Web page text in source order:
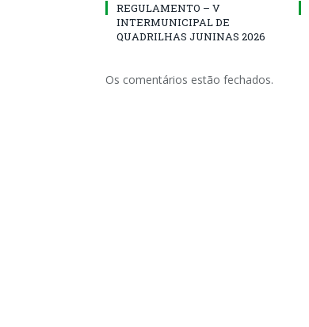
REGULAMENTO – V
INTERMUNICIPAL DE
QUADRILHAS JUNINAS 2026
Os comentários estão fechados.